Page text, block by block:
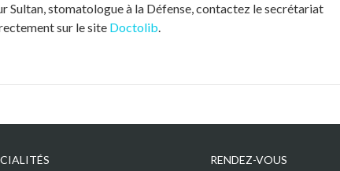
Sultan, stomatologue à la Défense, contactez le secrétariat
sur le site Doctolib.
RENDEZ-VOUS